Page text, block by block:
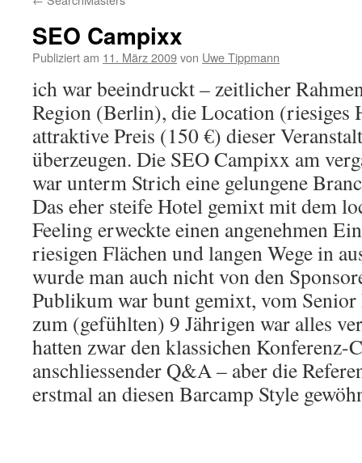
SEO Campixx
Publiziert am 11. März 2009von Uwe Tippmann
ich war beeindruckt – zeitlicher
Region (Berlin), die Location (riesiges
attraktive Preis (150 €) dieser
überzeugen. Die SEO Campixx am
war unterm Strich eine gelungene
Das eher steife Hotel gemixt mit dem
Feeling erweckte einen angenehmen
riesigen Flächen und langen Wege in
wurde man auch nicht von den
Publikum war bunt gemixt, vom
zum (gefühlten) 9 Jährigen war alles
hatten zwar den klassichen Konferenz-
anschliessender Q&A – aber die
erstmal an diesen Barcamp Style